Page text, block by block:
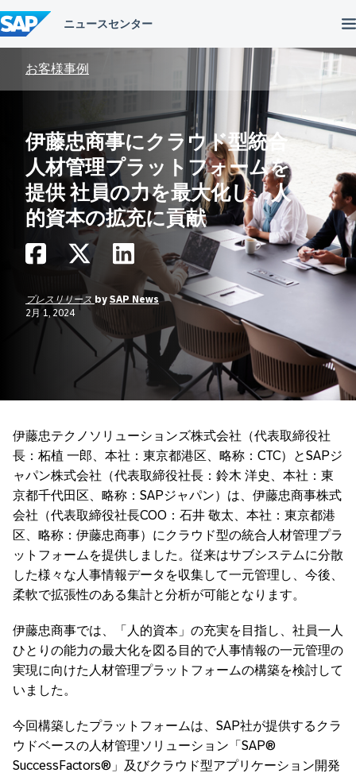
ン
テ
ン
お客様事例
伊藤忠商事にクラウド型統合
人材管理プラットフォームを
提供 社員の力を最大化し、人
的資本の拡充に貢献
プレスリリース by SAP News
2月 1, 2024
伊藤忠テクノソリューションズ株式会社（代表取締役社
長：柘植 一郎、本社：東京都港区、略称：CTC）とSAPジ
ャパン株式会社（代表取締役社長：鈴木 洋史、本社：東
京都千代田区、略称：SAPジャパン）は、伊藤忠商事株式
会社（代表取締役社長COO：石井 敬太、本社：東京都港
区、略称：伊藤忠商事）にクラウド型の統合人材管理プラ
ットフォームを提供しました。従来はサブシステムに分散
した様々な人事情報データを収集して一元管理し、今後、
柔軟で拡張性のある集計と分析が可能となります。
伊藤忠商事では、「人的資本」の充実を目指し、社員一人
ひとりの能力の最大化を図る目的で人事情報の一元管理の
実現に向けた人材管理プラットフォームの構築を検討して
いました。
今回構築したプラットフォームは、SAP社が提供するクラ
ウドベースの人材管理ソリューション「SAP®
SuccessFactors®」及びクラウド型アプリケーション開発